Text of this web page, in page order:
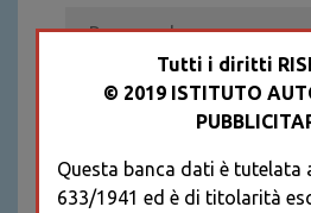
Recupera
REGISTRATI
* I CAMPI
Tutti i diritti
© 2019 ISTITUTO
Questa banca dati è tutelata
633/1941 ed è di titolarità